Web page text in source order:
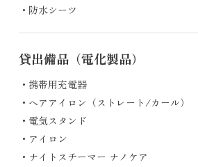
防水シーツ
貸出備品（電化製品）
携帯用充電器
ヘアアイロン（ストレート/カール）
電気スタンド
アイロン
ナイトスチーマー ナノケア